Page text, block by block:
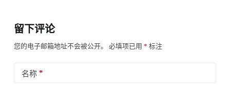
留下评论
您的电子邮箱地址不会被公开。 必填项已用 * 标注
名称*